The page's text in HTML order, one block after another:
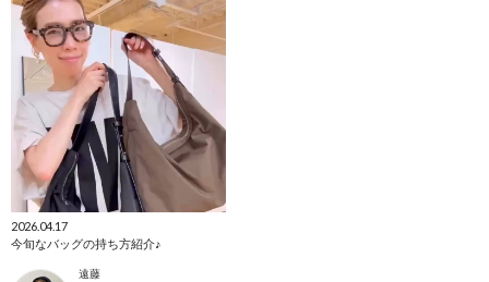
2026.04.17
今旬なバッグの持ち方紹介♪
遠藤